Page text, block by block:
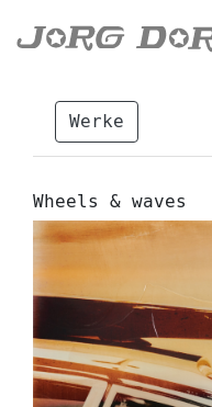
Werke
Wheels & waves